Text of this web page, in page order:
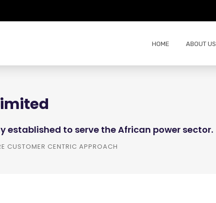
HOME ABOUT US
established to serve the African power sector.
CUSTOMER CENTRIC APPROACH